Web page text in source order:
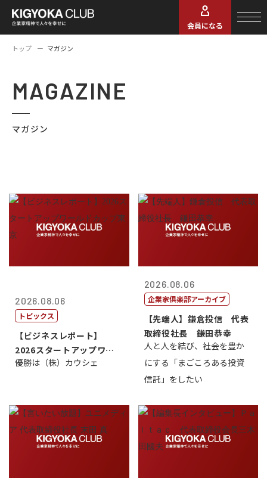
会員になる
トップ マガジン
MAGAZINE
マガジン
2026.08.06
トピックス
【ビジネスレポート】
2026スタートアップワー
ルドカップ東京
優勝は（株）カウシェ
2026.08.06
企業家倶楽部アーカイブ
【先端人】鎌倉投信 代表
取締役社長 鎌田恭幸
人と人を結び、社会を豊か
にする「まごころある投資
信託」をしたい